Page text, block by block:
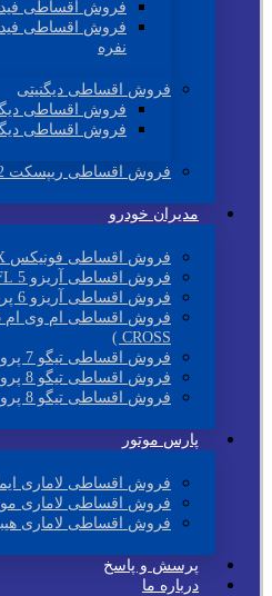
فروش اقساطی فیدلیتی
نفره
فروش اقساطی دیگنیتی
فروش اقساطی
فروش اقساطی
فروش اقساطی ریپسکت 2
مدیران خودرو
فروش اقساطی فونیکس FX
فروش اقساطی آریزو 5 FL
فروش اقساطی آریزو 6 پرو
CROSS )
فروش اقساطی تیگو 7 پرو
فروش اقساطی تیگو 8 پرومکس
فروش اقساطی تیگو 8 پرو هیبریدی
پارس موتور
فروش اقساطی لاماری
فروش اقساطی لاماری
فروش اقساطی لاماری
پرسش و پاسخ
درباره ما